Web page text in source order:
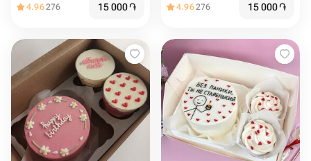
4.96276 15 000֏ 4.96276 15 000֏